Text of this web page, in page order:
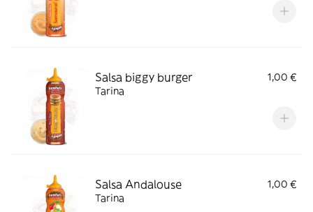
Salsa biggy burger
1,00 €
Tarina
Salsa Andalouse
1,00 €
Tarina